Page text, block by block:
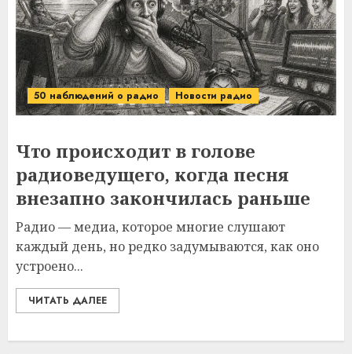
50 наблюдений о радио Новости радио
Что происходит в голове
радиоведущего, когда песня
внезапно закончилась раньше
Радио — медиа, которое многие слушают
каждый день, но редко задумываются, как оно
устроено...
ЧИТАТЬ ДАЛЕЕ